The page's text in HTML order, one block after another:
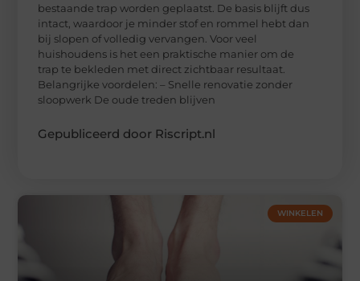
bestaande trap worden geplaatst. De basis blijft dus
intact, waardoor je minder stof en rommel hebt dan
bij slopen of volledig vervangen. Voor veel
huishoudens is het een praktische manier om de
trap te bekleden met direct zichtbaar resultaat.
Belangrijke voordelen: – Snelle renovatie zonder
sloopwerk De oude treden blijven
Gepubliceerd door Riscript.nl
WINKELEN